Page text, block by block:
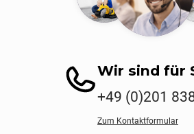
Wir sind für
+49 (0)201
Zum Kontaktformular